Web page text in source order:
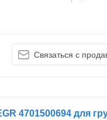
Связаться с